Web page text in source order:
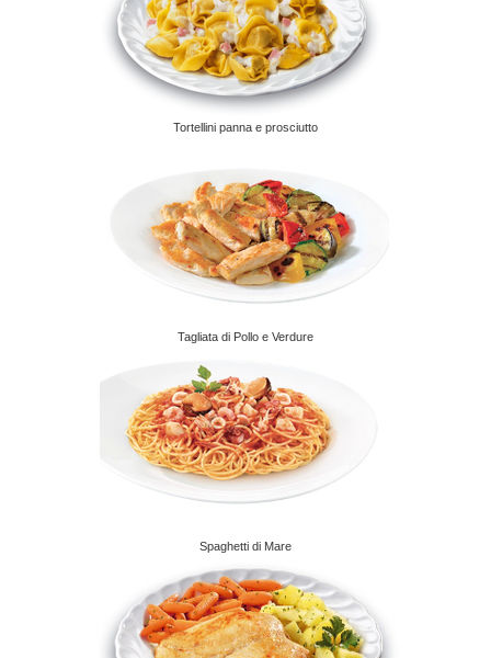
Tortellini panna e prosciutto
Tagliata di Pollo e Verdure
Spaghetti di Mare